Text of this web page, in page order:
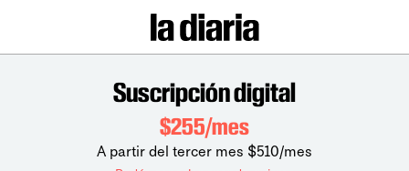
Suscripción digital
$255/mes
A partir del tercer mes $510/mes